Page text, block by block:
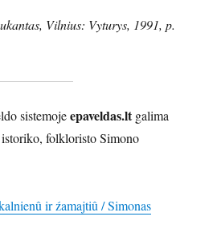
Vilnius: Vyturys, 1991, p.
sistemojeepaveldas.ltgalima
folkloristo Simono
ir źamajtiû / Simonas